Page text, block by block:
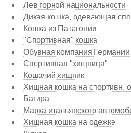
Лев горной национальности
Дикая кошка, одевающая
Кошка из Патагонии
"Спортивная" кошка
Обувная компания Германии
Спортивная "хищница"
Кошачий хищник
Хищная кошка на спортивн.
Багира
Марка итальянского
Хищная кошка на одежке